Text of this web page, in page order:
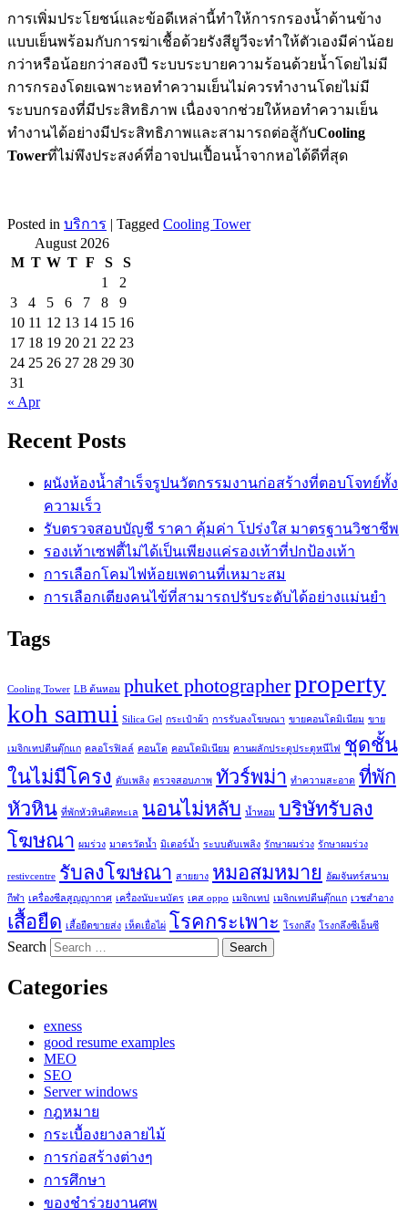
การเพิ่มประโยชน์และข้อดีเหล่านี้ทำให้การกรองน้ำด้านข้าง
แบบเย็นพร้อมกับการฆ่าเชื้อด้วยรังสียูวีจะทำให้ตัวเองมีค่าน้อย
กว่าหรือน้อยกว่าสองปี ระบบระบายความร้อนด้วยน้ำโดยไม่มี
การกรองโดยเฉพาะหอทำความเย็นไม่ควรทำงานโดยไม่มี
ระบบกรองที่มีประสิทธิภาพ เนื่องจากช่วยให้หอทำความเย็น
ทำงานได้อย่างมีประสิทธิภาพและสามารถต่อสู้กับCooling
Towerที่ไม่พึงประสงค์ที่อาจปนเปื้อนน้ำจากหอได้ดีที่สุด
Posted in บริการ | Tagged Cooling Tower
August 2026
M T W T F S
S
1
2
3
4 5 6 7 8
9
10 11 12 13 14 15 16
17 18 19 20 21 22 23
24 25 26 27 28 29 30
31
« Apr
Recent Posts
ผนังห้องน้ำสำเร็จรูปนวัตกรรมงานก่อสร้างที่ตอบโจทย์ทั้ง
ความเร็ว
รับตรวจสอบบัญชี ราคา คุ้มค่า โปร่งใส มาตรฐานวิชาชีพ
รองเท้าเซฟตี้ไม่ได้เป็นเพียงแค่รองเท้าที่ปกป้องเท้า
การเลือกโคมไฟห้อยเพดานที่เหมาะสม
การเลือกเตียงคนไข้ที่สามารถปรับระดับได้อย่างแม่นยำ
Tags
Cooling Tower LB ต้นหอม phuket photographerproperty
koh samui Silica Gel กระเป๋าผ้า การรับลงโฆษณา ขายคอนโดมิเนียม ขาย
เมจิกเทปตีนตุ๊กแก คลอโรฟิลล์ คอนโด คอนโดมิเนียม คานผลักประตูประตูหนีไฟ
ชุดชั้น
ในไม่มีโครง ดับเพลิง ตรวจสอบภาพ ทัวร์พม่า ทำความสะอาด ที่พัก
หัวหิน ที่พักหัวหินติดทะเล นอนไม่หลับ น้ำหอม บริษัทรับลง
โฆษณา ผมร่วง มาตรวัดน้ำ มิเตอร์น้ำ ระบบดับเพลิง รักษาผมร่วง รักษาผมร่วง
restivcentre รับลงโฆษณา สายยาง หมอสมหมาย อัฒจันทร์สนาม
กีฬา เครื่องซีลสูญญากาศ เครื่องนับะนบัตร เคส oppo เมจิกเทป เมจิกเทปตีนตุ๊กแก เวชสำอาง
เสื้อยืด เสื้อยืดขายส่ง เห็ดเยื่อไผ่ โรคกระเพาะ โรงกลึง โรงกลึงซีเอ็นซี
Search
Categories
exness
good resume examples
MEO
SEO
Server windows
กฎหมาย
กระเบื้องยางลายไม้
การก่อสร้างต่างๆ
การศึกษา
ของชำร่วยงานศพ